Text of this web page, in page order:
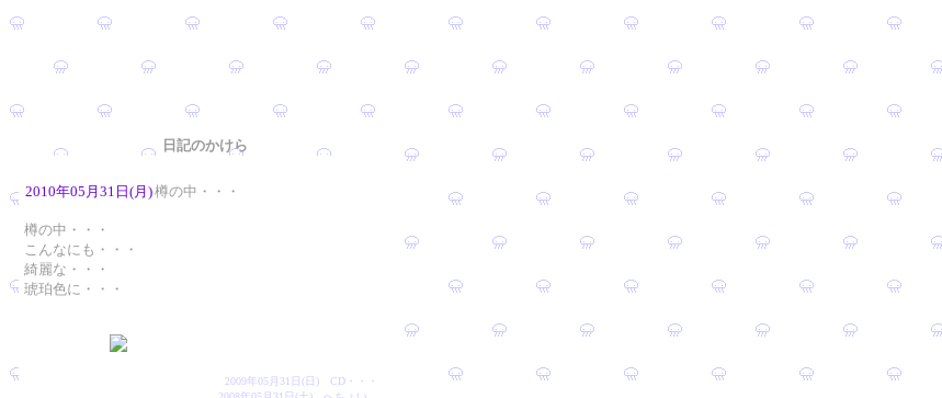
日記のかけら
2010年05月31日(月)樽の中・・・
樽の中・・・
こんなにも・・・
綺麗な・・・
琥珀色に・・・
2009年05月31日(日) CD・・・